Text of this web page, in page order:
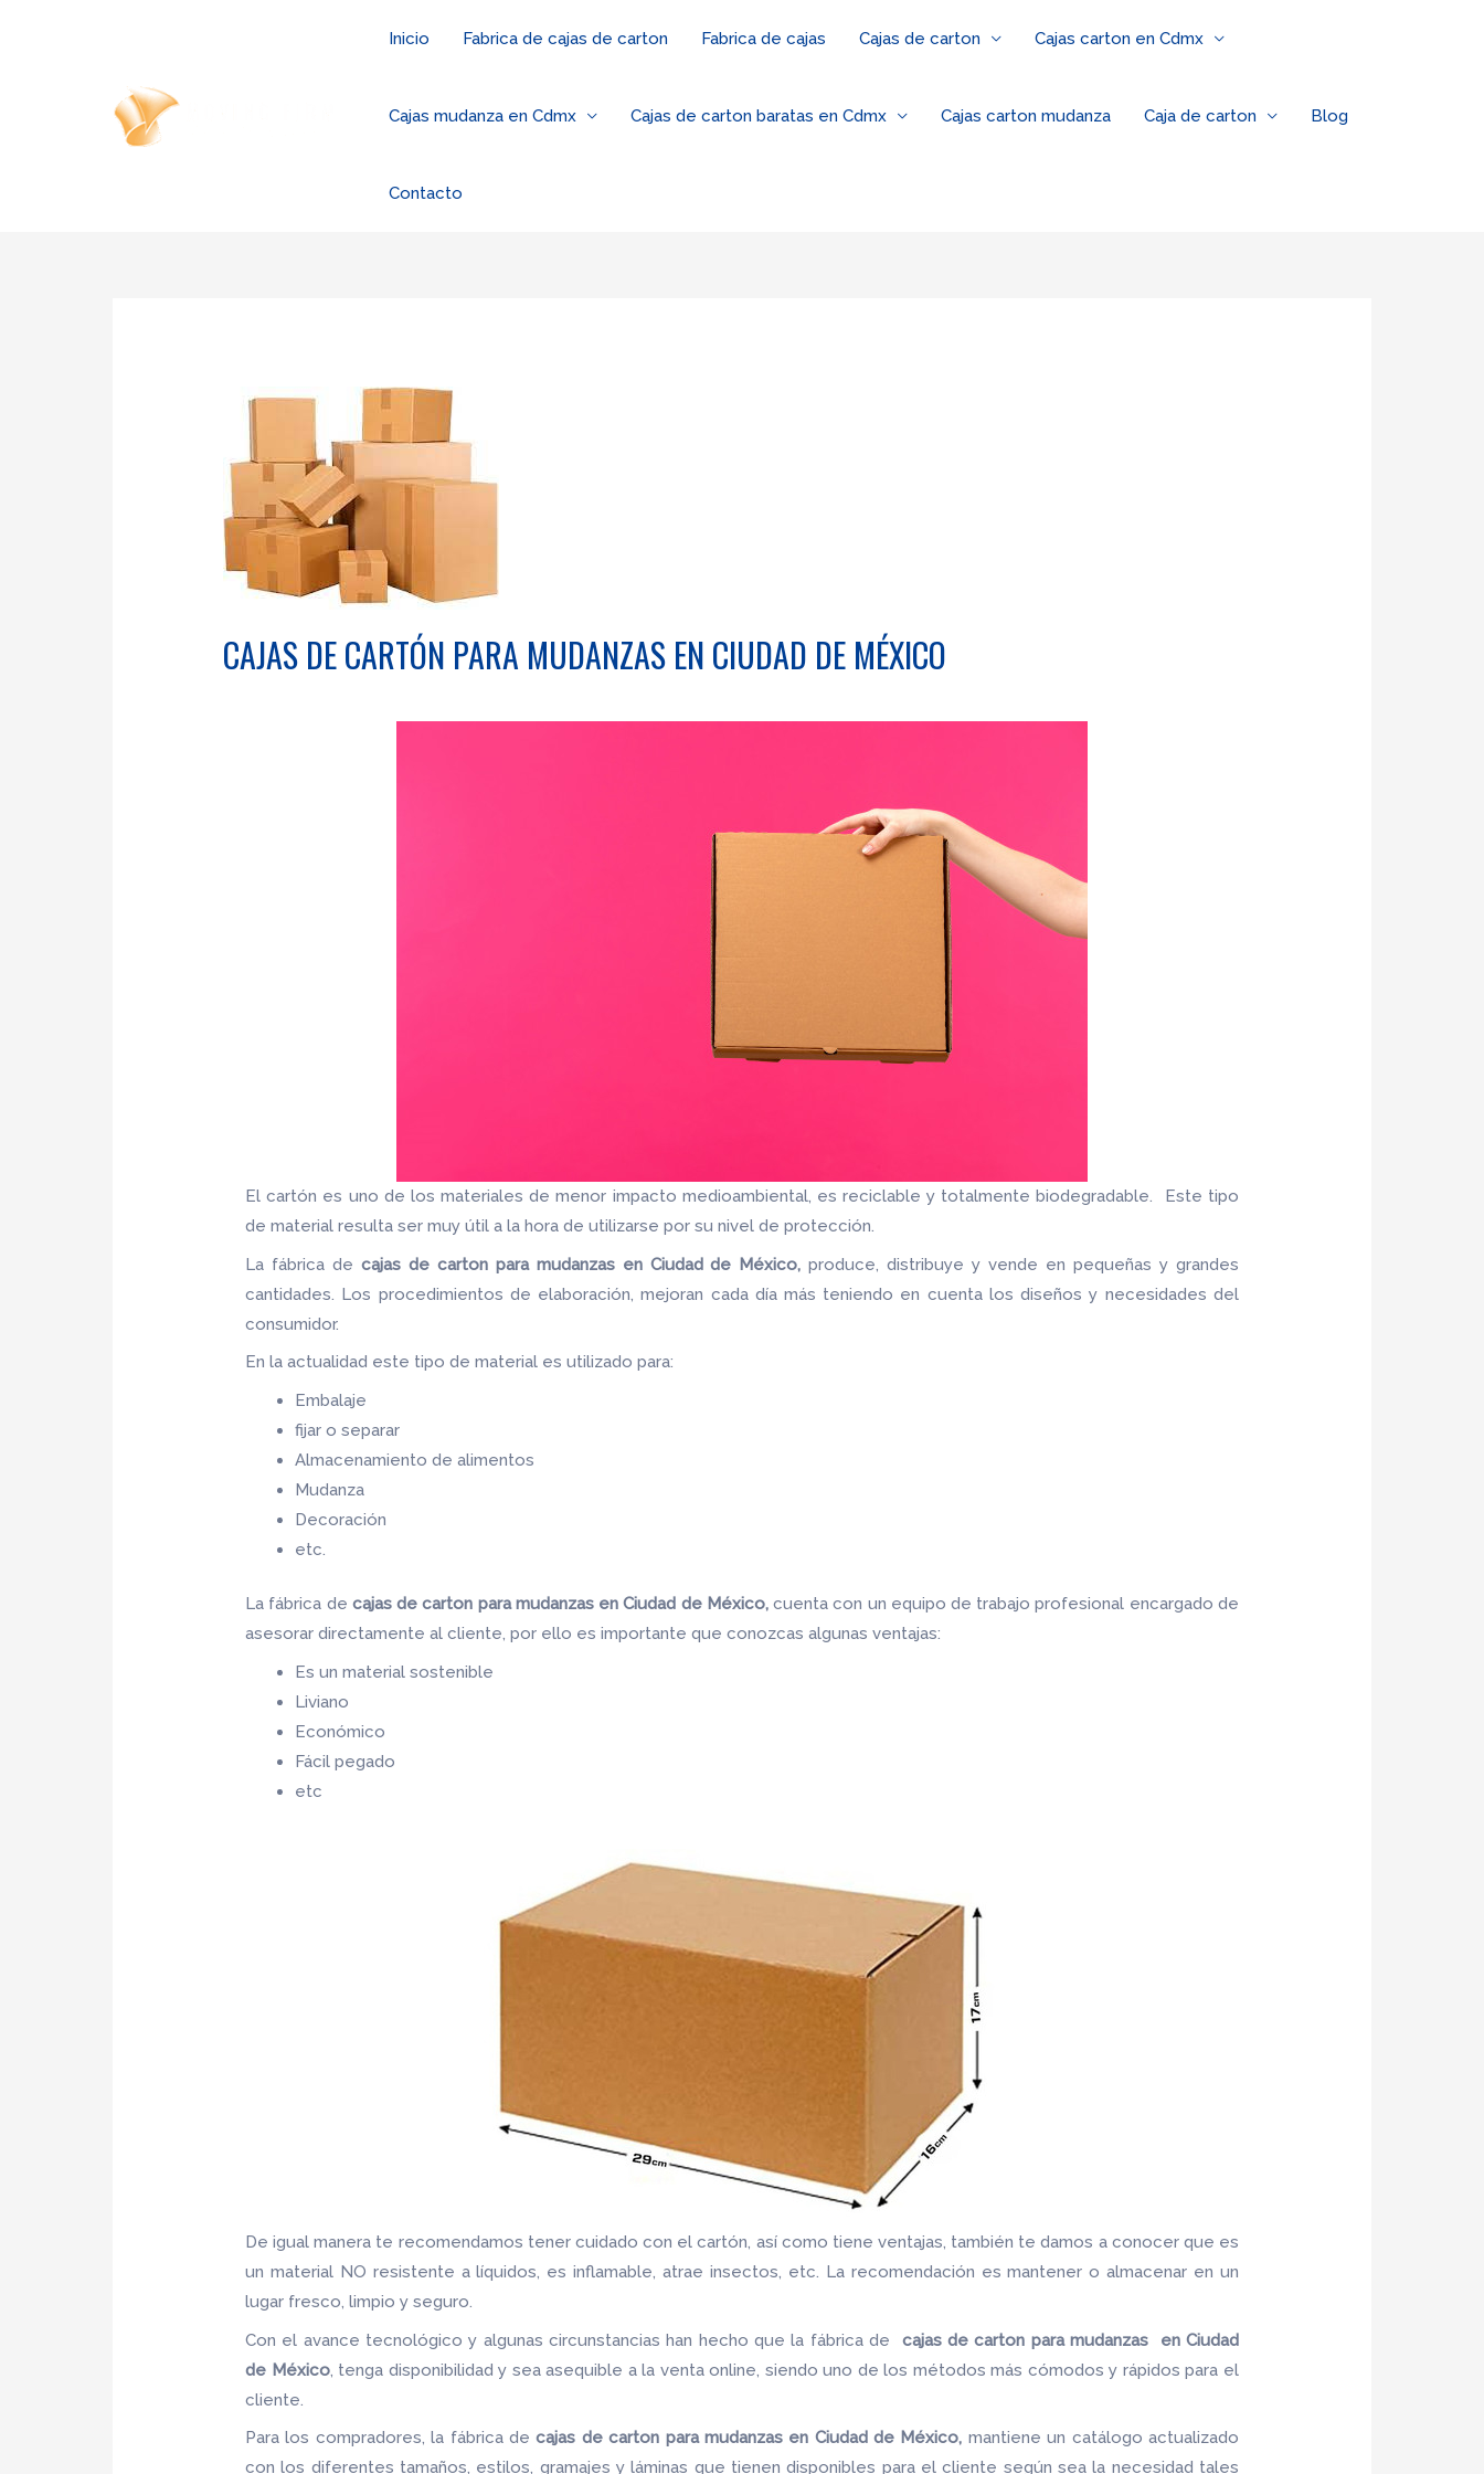
Inicio Fabrica de cajas de carton Fabrica de cajas Cajas de carton Cajas carton en Cdmx
Cajas mudanza en Cdmx Cajas de carton baratas en Cdmx Cajas carton mudanza Caja de carton Blog
Contacto
CAJAS DE CARTÓN PARA MUDANZAS EN CIUDAD DE MÉXICO
El cartón es uno de los materiales de menor impacto medioambiental, es reciclable y totalmente biodegradable. Este tipo
de material resulta ser muy útil a la hora de utilizarse por su nivel de protección.
La fábrica de cajas de carton para mudanzas en Ciudad de México, produce, distribuye y vende en pequeñas y grandes
cantidades. Los procedimientos de elaboración, mejoran cada día más teniendo en cuenta los diseños y necesidades del
consumidor.
En la actualidad este tipo de material es utilizado para:
Embalaje
fijar o separar
Almacenamiento de alimentos
Mudanza
Decoración
etc.
La fábrica de cajas de carton para mudanzas en Ciudad de México,cuenta con un equipo de trabajo profesional encargado de
asesorar directamente al cliente, por ello es importante que conozcas algunas ventajas:
Es un material sostenible
Liviano
Económico
Fácil pegado
etc
De igual manera te recomendamos tener cuidado con el cartón, así como tiene ventajas, también te damos a conocer que es
un material NO resistente a líquidos, es inflamable, atrae insectos, etc. La recomendación es mantener o almacenar en un
lugar fresco, limpio y seguro.
Con el avance tecnológico y algunas circunstancias han hecho que la fábrica de cajas de carton para mudanzas en Ciudad
de México, tenga disponibilidad y sea asequible a la venta online, siendo uno de los métodos más cómodos y rápidos para el
cliente.
Para los compradores, la fábrica decajas de carton para mudanzas en Ciudad de México, mantiene un catálogo actualizado
con los diferentes tamaños, estilos, gramajes y láminas que tienen disponibles para el cliente según sea la necesidad tales